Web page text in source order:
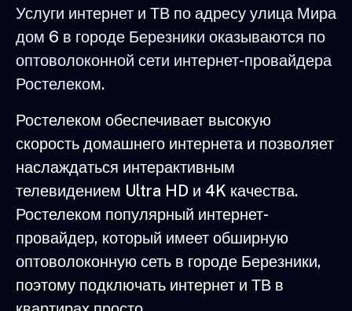
Услуги интернет и ТВ по адресу улица Мира
дом 6 в городе Березники оказываются по
оптоволоконной сети интернет-провайдера
Ростелеком.
Ростелеком обеспечивает высокую
скорость домашнего интернета и позволяет
наслаждаться интерактивным
телевидением Ultra HD и 4K качества.
Ростелеком популярный интернет-
провайдер, который имеет обширную
оптоволоконную сеть в городе Березники,
поэтому подключать интернет и ТВ в